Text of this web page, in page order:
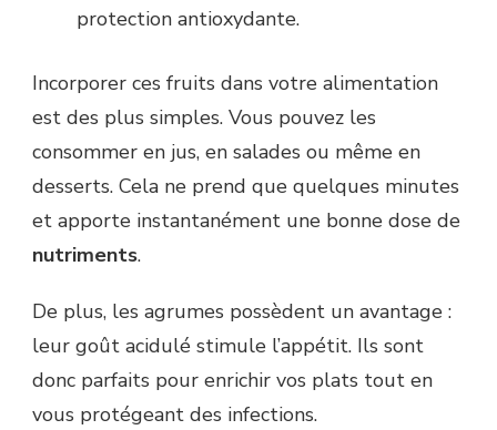
protection antioxydante.
Incorporer ces fruits dans votre alimentation
est des plus simples. Vous pouvez les
consommer en jus, en salades ou même en
desserts. Cela ne prend que quelques minutes
et apporte instantanément une bonne dose de
nutriments.
De plus, les agrumes possèdent un avantage :
leur goût acidulé stimule l’appétit. Ils sont
donc parfaits pour enrichir vos plats tout en
vous protégeant des infections.